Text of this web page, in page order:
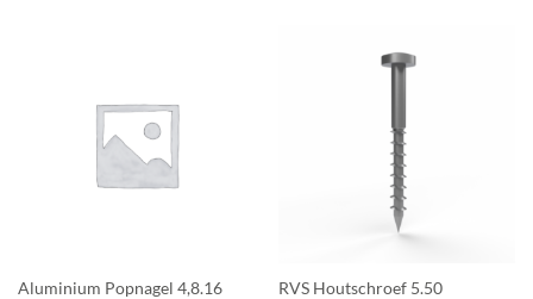
Aluminium Popnagel 4,8.16
RVS Houtschroef 5.50